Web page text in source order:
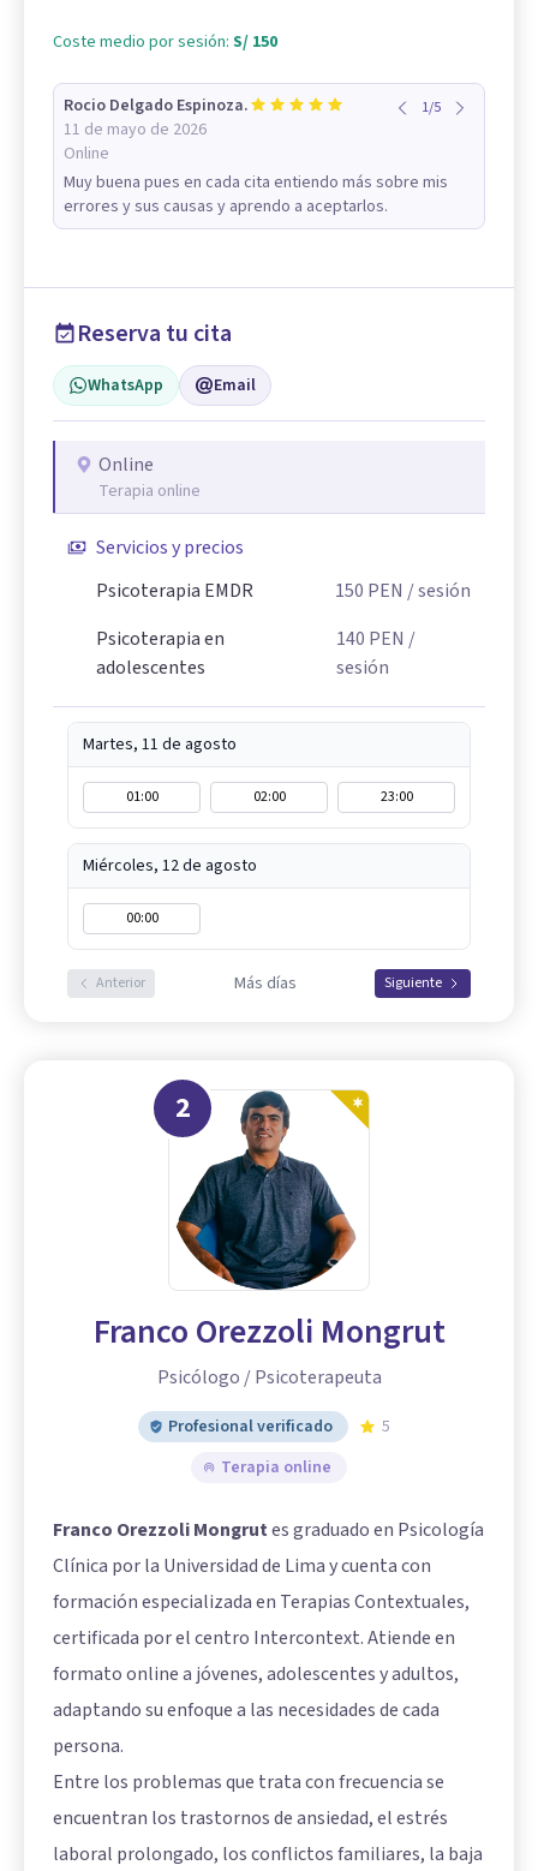
Coste medio por sesión: S/ 150
Rocio Delgado Espinoza.
11 de mayo de 2026
Online
1/5
Muy buena pues en cada cita entiendo más sobre mis
errores y sus causas y aprendo a aceptarlos.
Reserva tu cita
WhatsApp Email
Online
Terapia online
Servicios y precios
Psicoterapia EMDR
150 PEN / sesión
Psicoterapia en
adolescentes
140 PEN /
sesión
Martes, 11 de agosto
01:00 02:00 23:00
Miércoles, 12 de agosto
00:00
Anterior Más días Siguiente
2
Franco Orezzoli Mongrut
Psicólogo / Psicoterapeuta
Profesional verificado
5
Terapia online
Franco Orezzoli Mongrutes graduado en Psicología
Clínica por la Universidad de Lima y cuenta con
formación especializada en Terapias Contextuales,
certificada por el centro Intercontext. Atiende en
formato online a jóvenes, adolescentes y adultos,
adaptando su enfoque a las necesidades de cada
persona.
Entre los problemas que trata con frecuencia se
encuentran los trastornos de ansiedad, el estrés
laboral prolongado, los conflictos familiares, la baja